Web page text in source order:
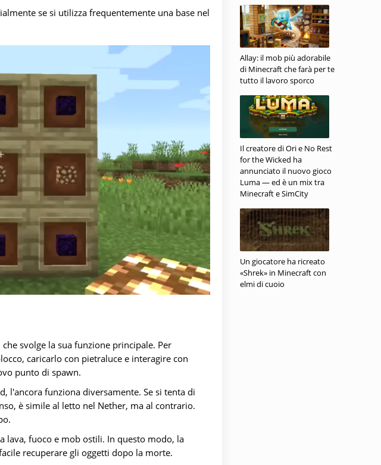
se si utilizza frequentemente una base nel
svolge la sua funzione principale. Per
caricarlo con pietraluce e interagire con
punto di spawn.
l'ancora funziona diversamente. Se si tenta di
è simile al letto nel Nether, ma al contrario.
lava, fuoco e mob ostili. In questo modo, la
recuperare gli oggetti dopo la morte.
Allay: il mob più adorabile
di Minecraft che farà per te
tutto il lavoro sporco
Il creatore di Ori e No Rest
for the Wicked ha
annunciato il nuovo gioco
Luma — ed è un mix tra
Minecraft e SimCity
Un giocatore ha ricreato
«Shrek» in Minecraft con
elmi di cuoio